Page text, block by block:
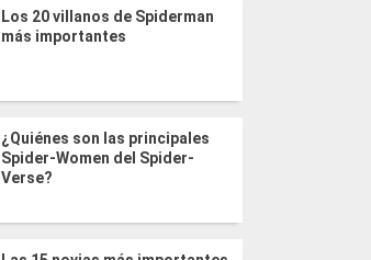
Los 20 villanos de Spiderman
más importantes
¿Quiénes son las principales
Spider-Women del Spider-
Verse?